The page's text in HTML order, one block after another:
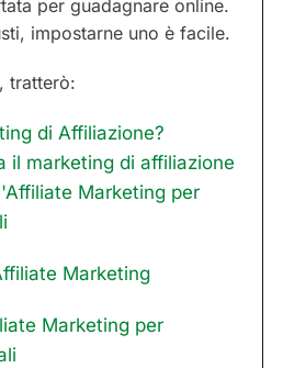
per guadagnare online.
impostarne uno è facile.
tratterò:
di Affiliazione?
il marketing di affiliazione
Marketing per
Marketing
Marketing per